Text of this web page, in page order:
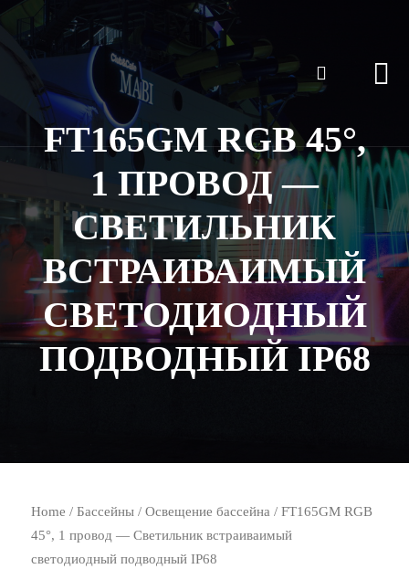
FT165GM RGB 45°,
1 ПРОВОД —
СВЕТИЛЬНИК
ВСТРАИВАИМЫЙ
СВЕТОДИОДНЫЙ
ПОДВОДНЫЙ IP68
Home /Бассейны /Освещение бассейна / FT165GM RGB
45°, 1 провод — Светильник встраиваимый
светодиодный подводный IP68